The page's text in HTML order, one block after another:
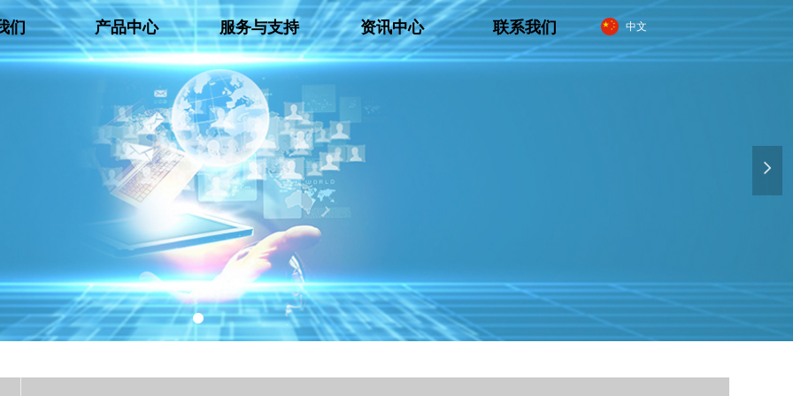
넲
们 产品中心 服务与支持 资讯中心 联系我们 中文